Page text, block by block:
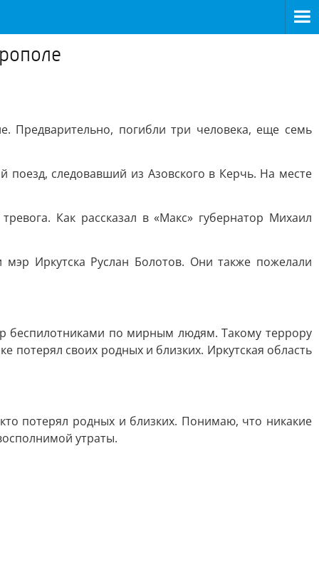
погибли три человека, еще семь
поезд, следовавший из Азовского в Керчь. На месте
Как рассказал в «Макс» губернатор Михаил
Иркутска Руслан Болотов. Они также пожелали
беспилотниками по мирным людям. Такому террору
потерял своих родных и близких. Иркутская область
потерял родных и близких. Понимаю, что никакие
утраты.